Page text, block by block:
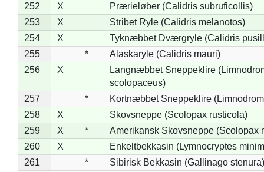
252
X
Prærieløber (Calidris subruficollis)
253
X
Stribet Ryle (Calidris melanotos)
254
X
Tyknæbbet Dværgryle (Calidris
255
*
Alaskaryle (Calidris mauri)
256
X
Langnæbbet Sneppeklire
scolopaceus)
257
*
Kortnæbbet Sneppeklire
258
X
Skovsneppe (Scolopax rusticola)
259
X *
Amerikansk Skovsneppe (Scolopax
260
X
Enkeltbekkasin (Lymnocryptes
261
*
Sibirisk Bekkasin (Gallinago stenura)